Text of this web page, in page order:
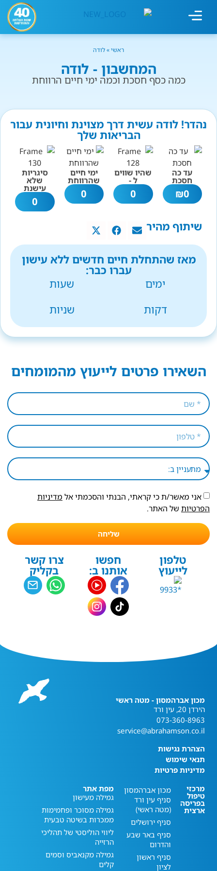
ראשי»לודה
המחשבון - לודה
כמה כסף חסכת וכמה ימי חיים הרווחת
נהדר! לודה עשית דרך מצוינת וחיונית עבור
הבריאות שלך
עד כה
חסכת
0
₪
שהיו שווים
ל -
0
ימי חיים
שהרווחת
0
סיגריות
שלא
עישנת
0
שיתוף מהיר
מאז שהתחלת חיים חדשים ללא עישון
עברו כבר:
ימים
שעות
דקות
שניות
השאירו פרטים לייעוץ מהמומחים
אני מאשר/ת כי קראתי, הבנתי והסכמתי אל מדיניות
הפרטיות של האתר.
שליחה
טלפון
לייעוץ
חפשו
אותנו ב:
צרו קשר
בקליק
מכון אברהמסון - מטה ראשי
הירדן 20, עין ורד
073-360-8963
service@abrahamson.co.il
הצהרת נגישות
תנאי שימוש
מדיניות פרטיות
מרכזי
טיפול
בפריסה
ארצית
מכון אברהמסון
סניף עין ורד
(מטה ראשי)
סניף ירושלים
סניף באר שבע
והדרום
סניף ראשון
לציון
מפת אתר
גמילה מעישון
גמילה מסוכר ופחמימות
ממכרות בשיטה טבעית
ליווי הוליסטי של תהליכי
הרזייה
גמילה מקנאביס וסמים
קלים